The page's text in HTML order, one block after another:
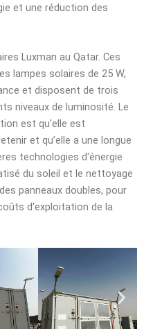
et une réduction des
Luxman au Qatar. Ces
lampes solaires de 25 W,
et disposent de trois
niveaux de luminosité. Le
est qu’elle est
et qu’elle a une longue
technologies d'énergie
du soleil et le nettoyage
panneaux doubles, pour
d'exploitation de la